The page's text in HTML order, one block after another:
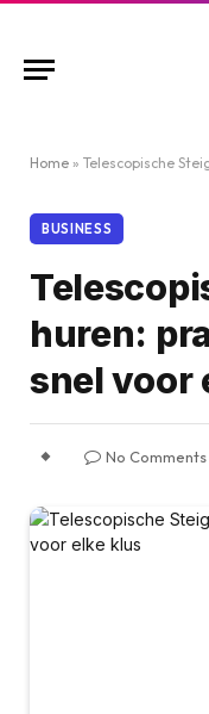
Home » Telescopische
BUSINESS
huren:
snel voor
No Comments